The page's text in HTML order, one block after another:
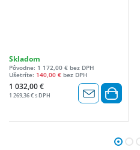
Skladom
Pôvodne: 1 172,00 € bez DPH
Ušetríte: 140,00 € bez DPH
1 032,00 €
1 269,36 € s DPH